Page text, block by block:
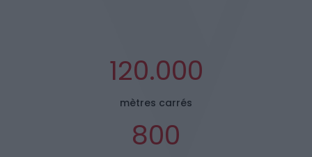
120.000
mètres carrés
800